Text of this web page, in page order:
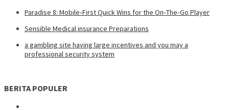
Paradise 8: Mobile‑First Quick Wins for the On‑The‑Go Player
Sensible Medical insurance Preparations
a gambling site having large incentives and you may a
professional security system
BERITA POPULER